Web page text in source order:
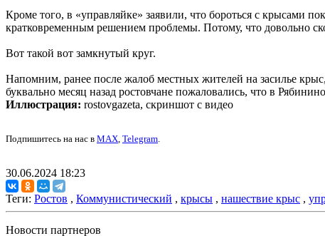
Кроме того, в «управляйке» заявили, что бороться с крысами
кратковременным решением проблемы. Потому, что довольно
Вот такой вот замкнутый круг.
Напомним, ранее после жалоб местных жителей на засилье
буквально месяц назад ростовчане пожаловались, что в
Иллюстрация: rostovgazeta, скриншот с видео
Подпишитесь на нас в MAX, Telegram.
30.06.2024 18:23
Теги: Ростов , Коммунистический , крысы , нашествие крыс ,
Новости партнеров